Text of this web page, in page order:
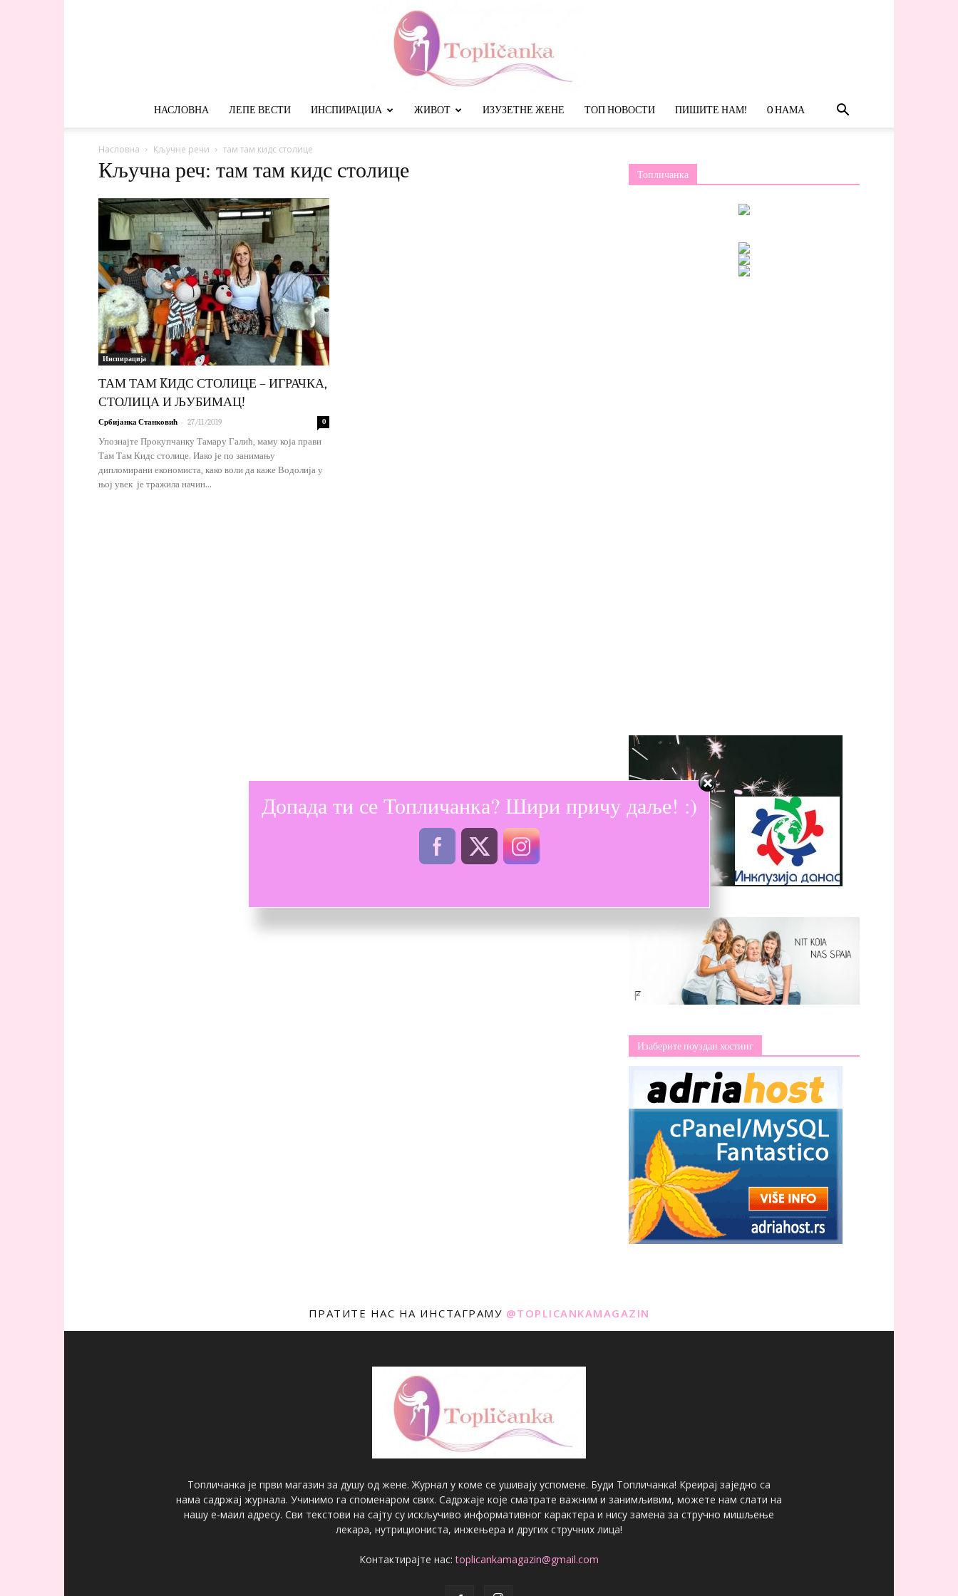
НАСЛОВНА ЛЕПЕ ВЕСТИ ИНСПИРАЦИЈА ЖИВОТ ИЗУЗЕТНЕ ЖЕНЕ ТОП НОВОСТИ ПИШИТЕ НАМ! O НАМА
Насловна Кључне речи там там кидс столице
Кључна реч: там там кидс столице
Инспирација
ТАМ ТАМ KИДС СТОЛИЦЕ – ИГРАЧКА,
СТОЛИЦА И ЉУБИМАЦ!
Србијанка Станковић - 27/11/2019 0
Упознајте Прокупчанку Тамару Галић, маму која прави
Там Там Кидс столице. Иако је по занимању
дипломирани економиста, како воли да каже Водолија у
њој увек је тражила начин...
Топличанка
Изаберите поуздан хостинг
ПРАТИТЕ НАС НА ИНСТАГРАМУ @TOPLICANKAMAGAZIN
Топличанка је први магазин за душу од жене. Журнал у коме се ушивају успомене. Буди Топличанка! Креирај заједно са
нама садржај журнала. Учинимо га споменаром свих. Садржаје које сматрате важним и занимљивим, можете нам слати на
нашу е-маил адресу. Сви текстови на сајту су искључиво информативног карактера и нису замена за стручно мишљење
лекара, нутрициониста, инжењера и других стручних лица!
Контактирајте нас:toplicankamagazin@gmail.com
Допада ти се Топличанка? Шири причу даље! :)